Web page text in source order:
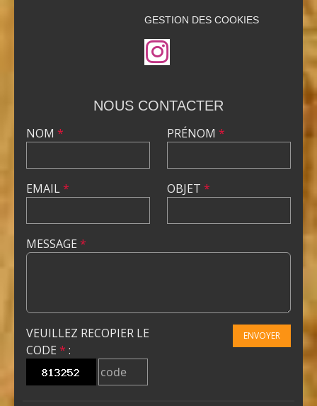
GESTION DES COOKIES
NOUS CONTACTER
NOM *
EMAIL*
PRÉNOM *
OBJET *
MESSAGE *
VEUILLEZ RECOPIER LE
CODE * :
ENVOYER